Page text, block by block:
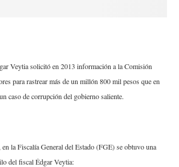
Veytia solicitó en 2013 información a la Comisión
para rastrear más de un millón 800 mil pesos que en
caso de corrupción del gobierno saliente.
la Fiscalía General del Estado (FGE) se obtuvo una
del fiscal Édgar Veytia: